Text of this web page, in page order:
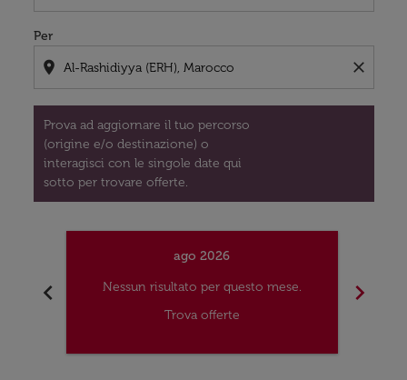
Per
location_on close
Prova ad aggiornare il tuo percorso
(origine e/o destinazione) o
interagisci con le singole date qui
sotto per trovare offerte.
chevron_left
ago 2026
Nessun risultato per questo mese.
Trova offerte
chevron_right